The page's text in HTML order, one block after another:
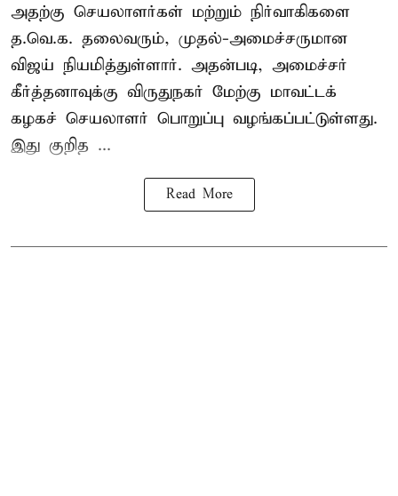
அதற்கு செயலாளர்கள் மற்றும் நிர்வாகிகளை
த.வெ.க. தலைவரும், முதல்-அமைச்சருமான
விஜய் நியமித்துள்ளார். அதன்படி, அமைச்சர்
கீர்த்தனாவுக்கு விருதுநகர் மேற்கு மாவட்டக்
கழகச் செயலாளர் பொறுப்பு வழங்கப்பட்டுள்ளது.
இது குறித ...
Read More